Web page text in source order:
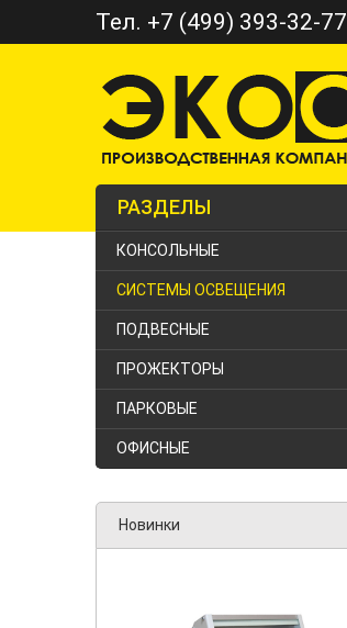
Тел. +7 (499) 393-32-77
РАЗДЕЛЫ
КОНСОЛЬНЫЕ
СИСТЕМЫ ОСВЕЩЕНИЯ
ПОДВЕСНЫЕ
ПРОЖЕКТОРЫ
ПАРКОВЫЕ
ОФИСНЫЕ
Новинки